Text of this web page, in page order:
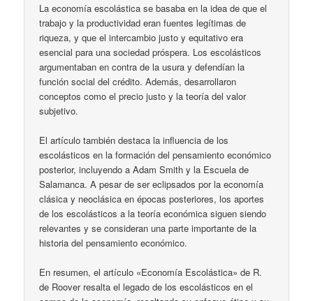
La economía escolástica se basaba en la idea de que el
trabajo y la productividad eran fuentes legítimas de
riqueza, y que el intercambio justo y equitativo era
esencial para una sociedad próspera. Los escolásticos
argumentaban en contra de la usura y defendían la
función social del crédito. Además, desarrollaron
conceptos como el precio justo y la teoría del valor
subjetivo.
El artículo también destaca la influencia de los
escolásticos en la formación del pensamiento económico
posterior, incluyendo a Adam Smith y la Escuela de
Salamanca. A pesar de ser eclipsados por la economía
clásica y neoclásica en épocas posteriores, los aportes
de los escolásticos a la teoría económica siguen siendo
relevantes y se consideran una parte importante de la
historia del pensamiento económico.
En resumen, el artículo «Economía Escolástica» de R.
de Roover resalta el legado de los escolásticos en el